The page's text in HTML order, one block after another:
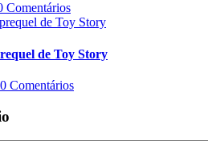
Comentários
de Toy Story
0 Comentários